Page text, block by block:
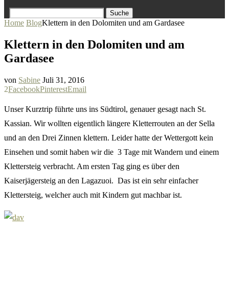
Suche
Home BlogKlettern in den Dolomiten und am Gardasee
Klettern in den Dolomiten und am
Gardasee
von Sabine Juli 31, 2016
2FacebookPinterestEmail
Unser Kurztrip führte uns ins Südtirol, genauer gesagt nach St.
Kassian. Wir wollten eigentlich längere Kletterrouten an der Sella
und an den Drei Zinnen klettern. Leider hatte der Wettergott kein
Einsehen und somit haben wir die 3 Tage mit Wandern und einem
Klettersteig verbracht. Am ersten Tag ging es über den
Kaiserjägersteig an den Lagazuoi. Das ist ein sehr einfacher
Klettersteig, welcher auch mit Kindern gut machbar ist.